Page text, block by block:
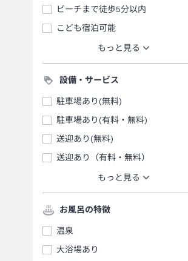
ビーチまで徒歩5分以内
こども宿泊可能
もっと見る
設備・サービス
駐車場あり(無料)
駐車場あり(有料・無料)
送迎あり(無料)
送迎あり（有料・無料）
もっと見る
お風呂の特徴
温泉
大浴場あり